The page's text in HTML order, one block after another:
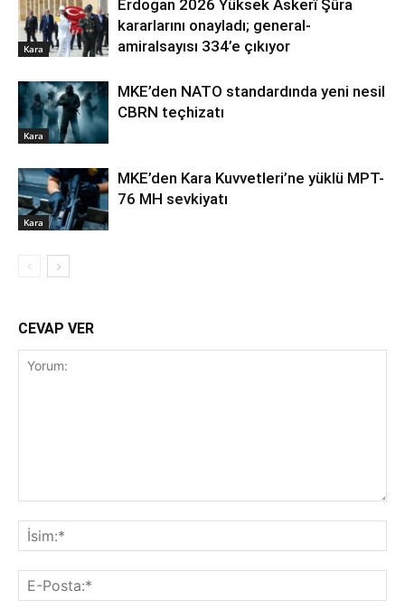
Kara
Erdoğan 2026 Yüksek Askerî Şûra
kararlarını onayladı; general-
amiralsayısı 334’e çıkıyor
Kara
MKE’den NATO standardında yeni nesil
CBRN teçhizatı
Kara
MKE’den Kara Kuvvetleri’ne yüklü MPT-
76 MH sevkiyatı
CEVAP VER